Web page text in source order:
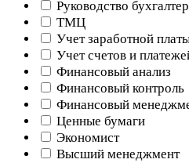
Руководство
ТМЦ
Учет заработной
Учет счетов и
Финансовый анализ
Финансовый контроль
Финансовый
Ценные бумаги
Экономист
Высший менеджмент